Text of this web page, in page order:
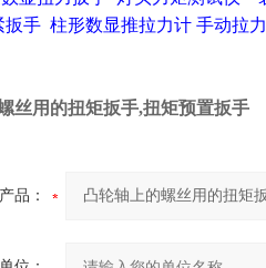
扳手 柱形数显推拉力计 手动拉
丝用的扭矩扳手,扭矩预置扳手
产品：